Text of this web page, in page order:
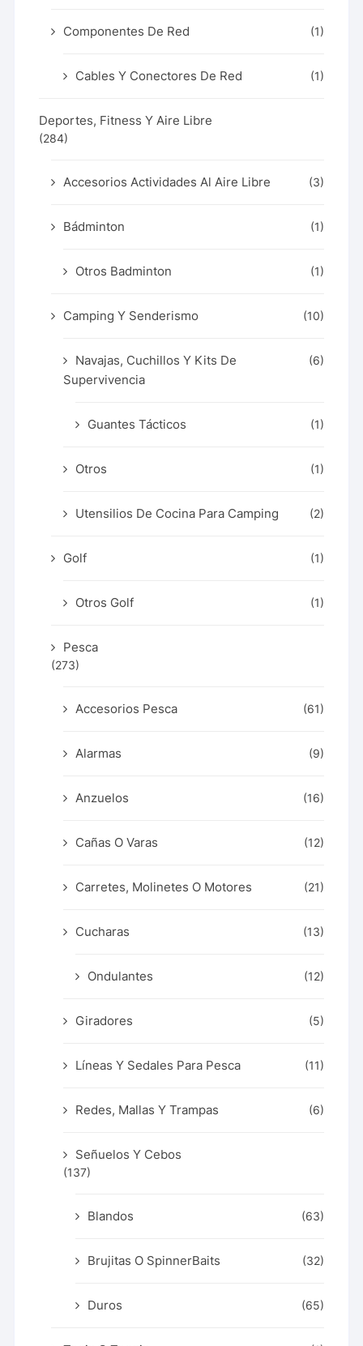
Componentes De Red (1)
Cables Y Conectores De Red (1)
Deportes, Fitness Y Aire Libre
(284)
Accesorios Actividades Al Aire Libre (3)
Bádminton (1)
Otros Badminton (1)
Camping Y Senderismo (10)
Navajas, Cuchillos Y Kits De
Supervivencia
(6)
Guantes Tácticos (1)
Otros (1)
Utensilios De Cocina Para Camping (2)
Golf (1)
Otros Golf (1)
Pesca
(273)
Accesorios Pesca (61)
Alarmas (9)
Anzuelos (16)
Cañas O Varas (12)
Carretes, Molinetes O Motores (21)
Cucharas (13)
Ondulantes (12)
Giradores (5)
Líneas Y Sedales Para Pesca (11)
Redes, Mallas Y Trampas (6)
Señuelos Y Cebos
(137)
Blandos (63)
Brujitas O SpinnerBaits (32)
Duros (65)